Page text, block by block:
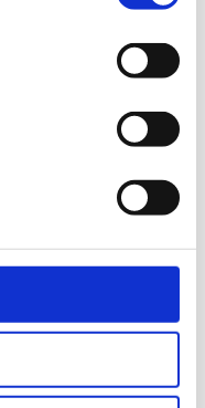
eller 070-677 20 98.
i
och söndagar under
vårt också vårt
till bankgiro nr: